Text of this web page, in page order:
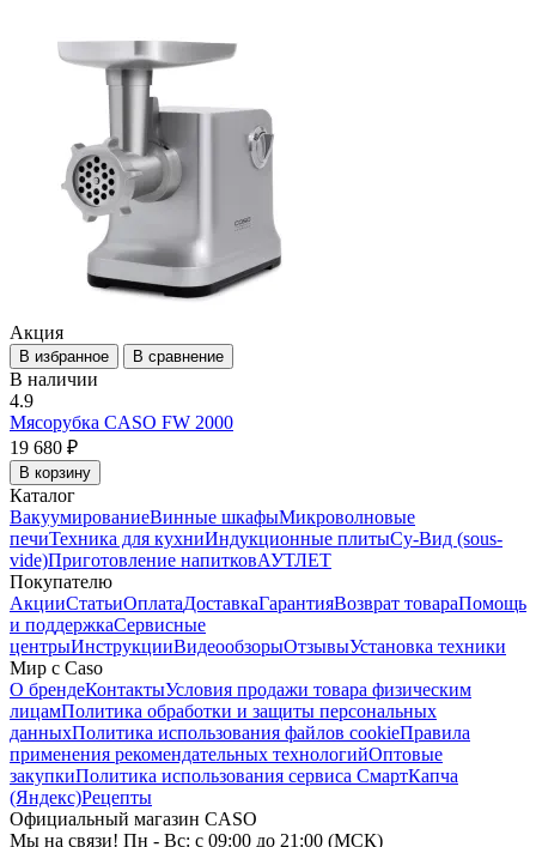
Акция
В избранное В сравнение
В наличии
4.9
Мясорубка CASO FW 2000
19 680 ₽
В корзину
Каталог
ВакуумированиеВинные шкафыМикроволновые
печиТехника для кухниИндукционные плитыСу-Вид (sous-
vide)Приготовление напитковАУТЛЕТ
Покупателю
АкцииСтатьиОплатаДоставкаГарантияВозврат товараПомощь
и поддержкаСервисные
центрыИнструкцииВидеообзорыОтзывыУстановка техники
Мир с Caso
О брендеКонтактыУсловия продажи товара физическим
лицамПолитика обработки и защиты персональных
данныхПолитика использования файлов cookieПравила
применения рекомендательных технологийОптовые
закупкиПолитика использования сервиса СмартКапча
(Яндекс)Рецепты
Официальный магазин CASO
Мы на связи! Пн - Вс: с 09:00 до 21:00 (МСК)